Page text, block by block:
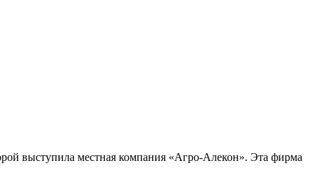
выступила местная компания «Агро-Алекон». Эта фирма